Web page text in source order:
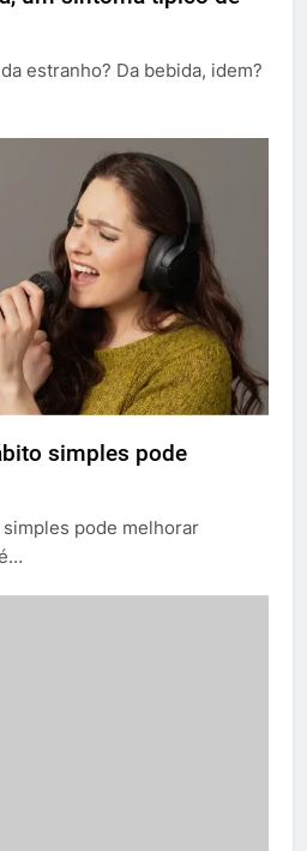
estranho? Da bebida, idem?
simples pode
pode melhorar